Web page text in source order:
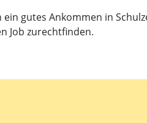
gutes Ankommen in
Job zurechtfinden.